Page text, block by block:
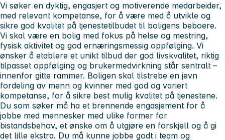
Vi søker en dyktig, engasjert og motiverende medarbeider,
med relevant kompetanse, for å være med å utvikle og
sikre god kvalitet på tjenestetilbudet til boligens beboere.
Vi skal være en bolig med fokus på helse og mestring,
fysisk aktivitet og god ernæringsmessig oppfølging. Vi
ønsker å etablere et unikt tilbud der god livskvalitet, riktig
tilpasset oppfølging og brukermedvirkning står sentralt –
innenfor gitte rammer. Boligen skal tilstrebe en jevn
fordeling av menn og kvinner med god og variert
kompetanse, for å sikre best mulig kvalitet på tjenestene.
Du som søker må ha et brennende engasjement for å
jobbe med mennesker med ulike former for
bistandsbehov, et ønske om å utgjøre en forskjell og å gi
det lille ekstra. Du må kunne jobbe godt i team og